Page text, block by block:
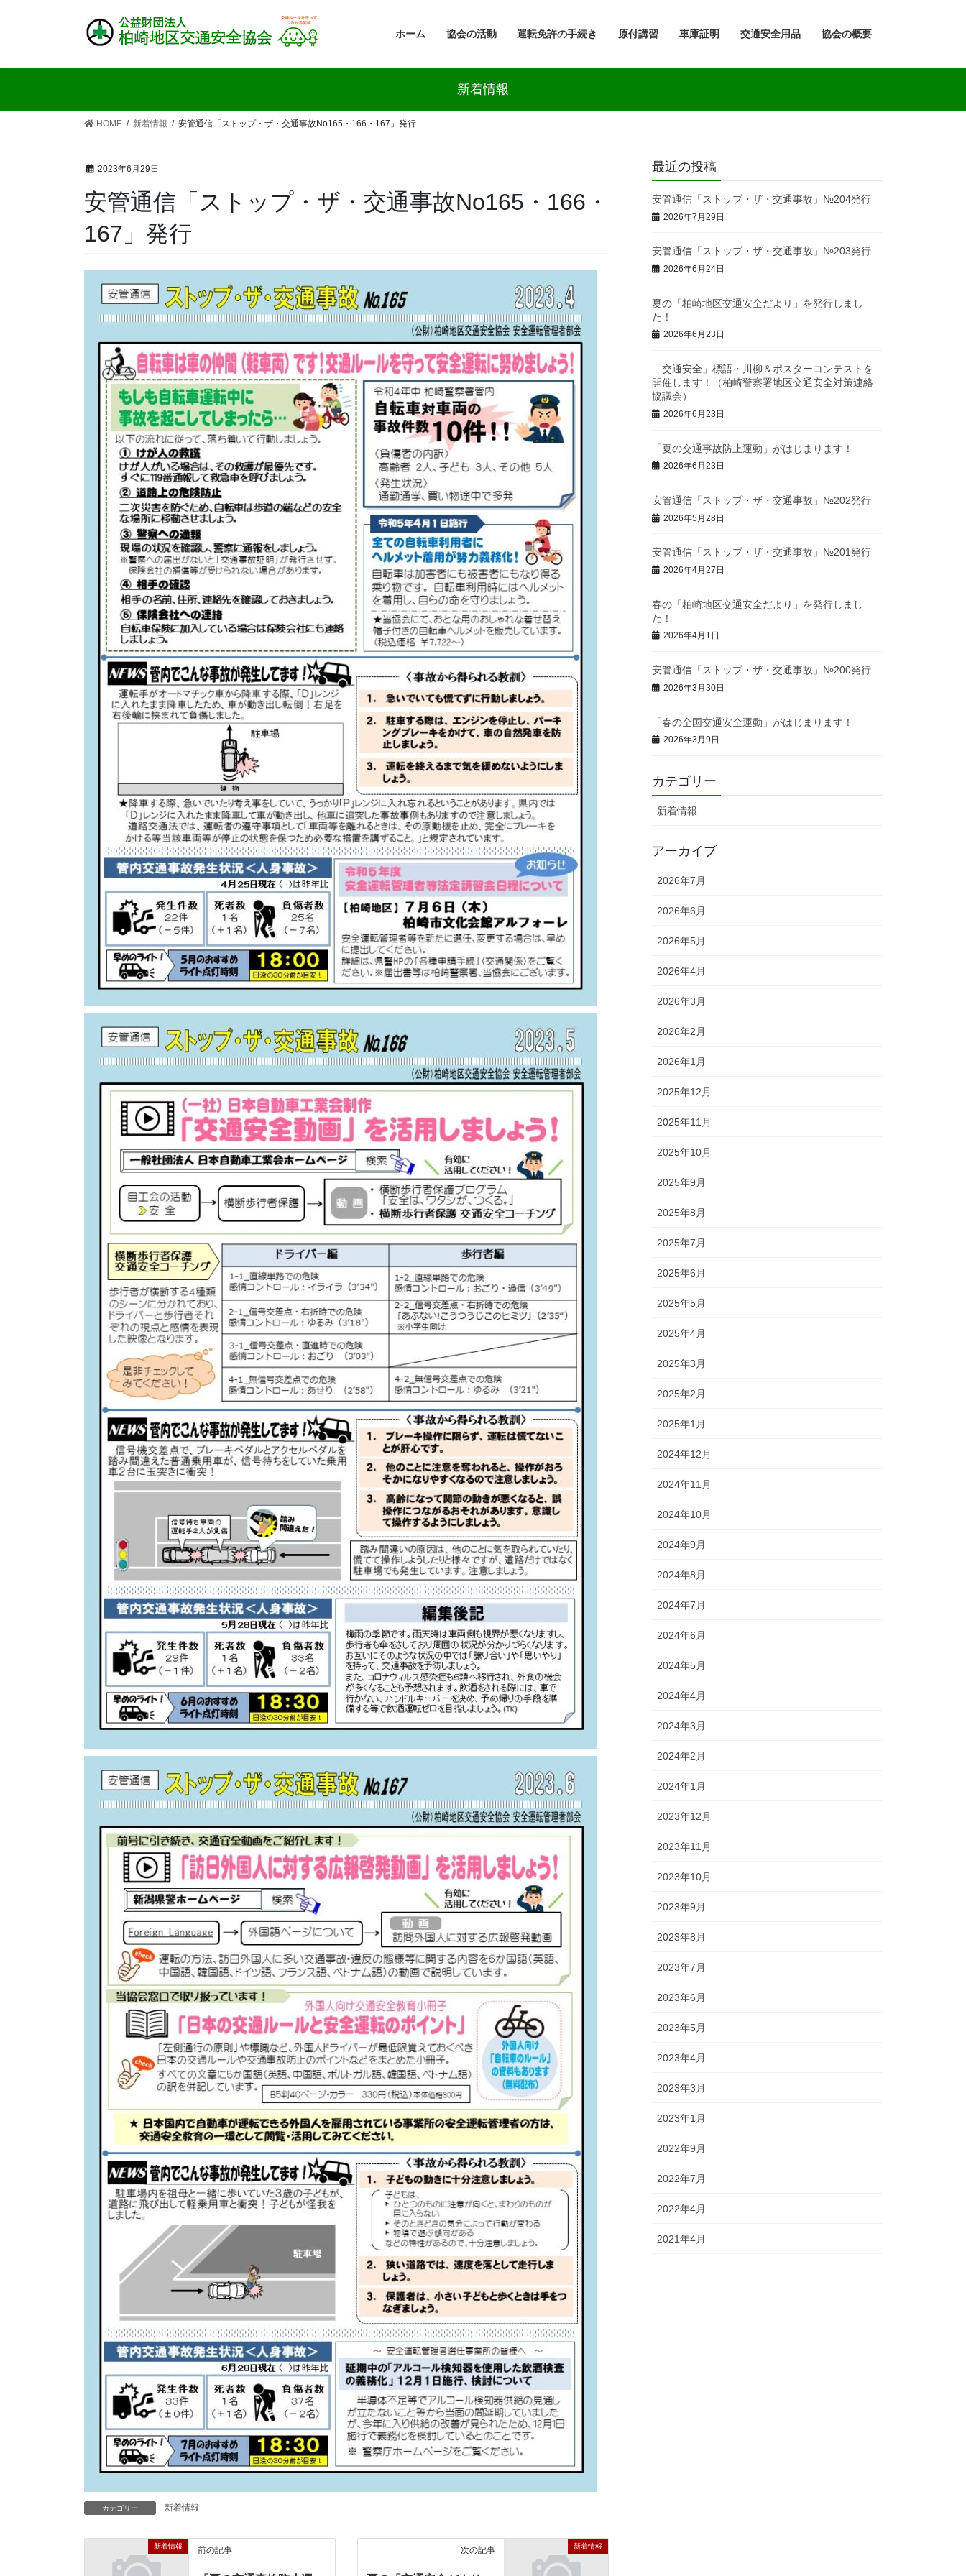
ス
ン
ホーム 協会の活動 運転免許の手続き 原付講習 車庫証明 交通安全用品 協会の概要
新着情報
HOME 新着情報 安管通信「ストップ・ザ・交通事故No165・166・167」発行
2023年6月29日
安管通信「ストップ・ザ・交通事故No165・166・
167」発行
カテゴリー 新着情報
新着情報 前の記事 新着情報
次の記事
最近の投稿
安管通信「ストップ・ザ・交通事故」№204発行
2026年7月29日
安管通信「ストップ・ザ・交通事故」№203発行
2026年6月24日
夏の「柏崎地区交通安全だより」を発行しまし
た！
2026年6月23日
「交通安全」標語・川柳＆ポスターコンテストを
開催します！（柏崎警察署地区交通安全対策連絡
協議会）
2026年6月23日
「夏の交通事故防止運動」がはじまります！
2026年6月23日
安管通信「ストップ・ザ・交通事故」№202発行
2026年5月28日
安管通信「ストップ・ザ・交通事故」№201発行
2026年4月27日
春の「柏崎地区交通安全だより」を発行しまし
た！
2026年4月1日
安管通信「ストップ・ザ・交通事故」№200発行
2026年3月30日
「春の全国交通安全運動」がはじまります！
2026年3月9日
カテゴリー
新着情報
アーカイブ
2026年7月
2026年6月
2026年5月
2026年4月
2026年3月
2026年2月
2026年1月
2025年12月
2025年11月
2025年10月
2025年9月
2025年8月
2025年7月
2025年6月
2025年5月
2025年4月
2025年3月
2025年2月
2025年1月
2024年12月
2024年11月
2024年10月
2024年9月
2024年8月
2024年7月
2024年6月
2024年5月
2024年4月
2024年3月
2024年2月
2024年1月
2023年12月
2023年11月
2023年10月
2023年9月
2023年8月
2023年7月
2023年6月
2023年5月
2023年4月
2023年3月
2023年1月
2022年9月
2022年7月
2022年4月
2021年4月